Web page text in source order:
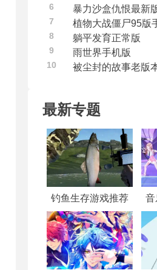
6
暴力沙盒仇恨最新
7
植物大战僵尸95版
8
躺平发育正常版
9
雨世界手机版
10
被尘封的故事老版
最新专题
钓鱼生存游戏推荐 音